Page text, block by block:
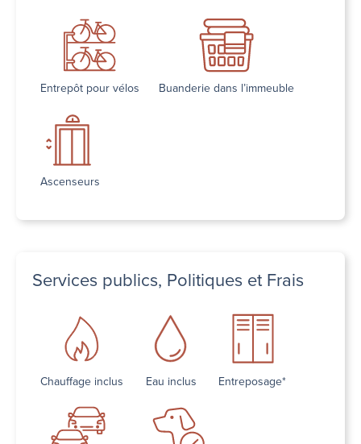
Entrepôt pour vélos Buanderie dans l’immeuble
Ascenseurs
Services publics, Politiques et Frais
Chauffage inclus Eau inclus Entreposage*